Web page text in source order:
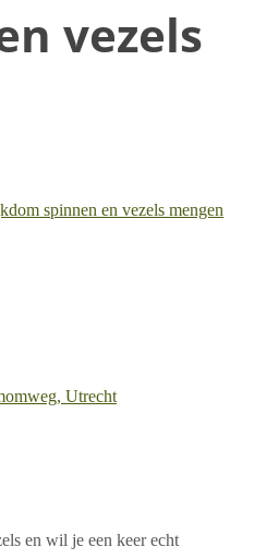
vezels
Utrecht
en wil je een keer echt